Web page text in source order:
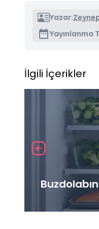
Yazar:
Yayınlanma
İlgili İçerikler